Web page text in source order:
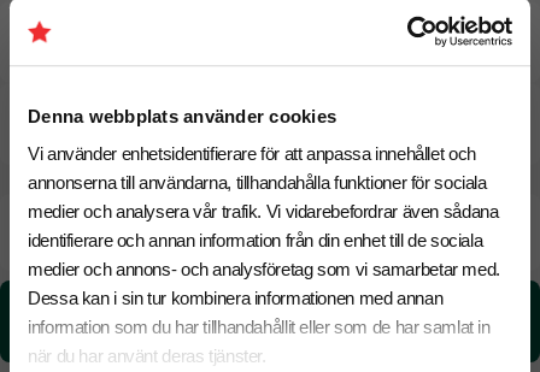
Denna webbplats använder cookies
Vi använder enhetsidentifierare för att anpassa innehållet och
annonserna till användarna, tillhandahålla funktioner för sociala
medier och analysera vår trafik. Vi vidarebefordrar även sådana
identifierare och annan information från din enhet till de sociala
medier och annons- och analysföretag som vi samarbetar med.
Dessa kan i sin tur kombinera informationen med annan
information som du har tillhandahållit eller som de har samlat in
när du har använt deras tjänster.
Pristabell
CO₂e -avtryck
24 Augusti Beräknad leveranstid: 10 arbetsdagar
Snabbare leverans? Kontakta oss.
CO₂e -avtryck:
0,0145284634280791 kg CO₂e / per styck